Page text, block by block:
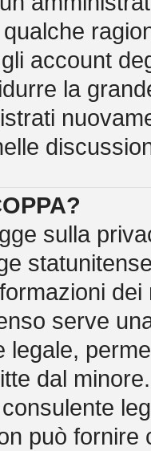
account
la
sulla
serve
legale,
dal
può fornire